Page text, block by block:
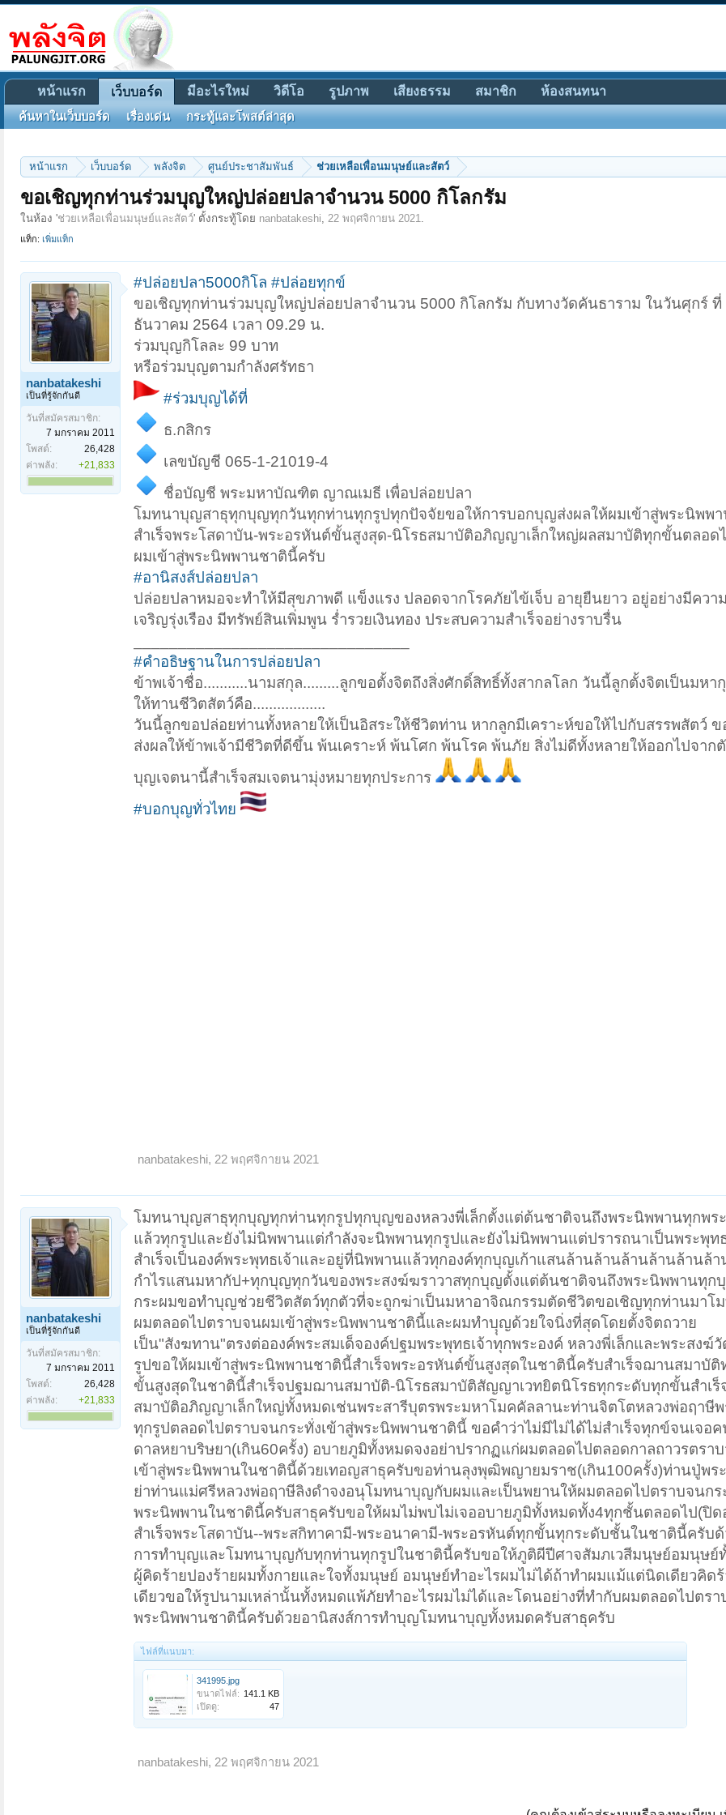
หน้าแรก เว็บบอร์ด พลังจิต ศูนย์ประชาสัมพันธ์ ช่วยเหลือเพื่อนมนุษย์และสัตว์
ขอเชิญทุกท่านร่วมบุญใหญ่ปล่อยปลาจำนวน 5000 กิโลกรัม
ในห้อง 'ช่วยเหลือเพื่อนมนุษย์และสัตว์' ตั้งกระทู้โดย nanbatakeshi, 22 พฤศจิกายน 2021.
แท็ก: เพิ่มแท็ก
nanbatakeshi
เป็นที่รู้จักกันดี
วันที่สมัครสมาชิก:
7 มกราคม 2011
โพสต์:
26,428
ค่าพลัง:
+21,833
#ปล่อยปลา5000กิโล #ปล่อยทุกข์
ขอเชิญทุกท่านร่วมบุญใหญ่ปล่อยปลาจำนวน 5000 กิโลกรัม กับทางวัดคันธาราม ในวันศุกร์ ที่
ธันวาคม 2564 เวลา 09.29 น.
ร่วมบุญกิโลละ 99 บาท
หรือร่วมบุญตามกำลังศรัทธา
#ร่วมบุญได้ที่
ธ.กสิกร
เลขบัญชี 065-1-21019-4
ชื่อบัญชี พระมหาบัณฑิต ญาณเมธี เพื่อปล่อยปลา
โมทนาบุญสาธุทุกบุญทุกวันทุกท่านทุกรูปทุกปัจจัยขอให้การบอกบุญส่งผลให้ผมเข้าสู่พระนิพพ
สำเร็จพระโสดาบัน-พระอรหันต์ขั้นสูงสุด-นิโรธสมาบัติอภิญญาเล็กใหญ่ผลสมาบัติทุกขั้นตลอด
ผมเข้าสู่พระนิพพานชาตินี้ครับ
#อานิสงส์ปล่อยปลา
ปล่อยปลาหมอจะทำให้มีสุขภาพดี แข็งแรง ปลอดจากโรคภัยไข้เจ็บ อายุยืนยาว อยู่อย่างมีควา
เจริญรุ่งเรือง มีทรัพย์สินเพิ่มพูน ร่ำรวยเงินทอง ประสบความสำเร็จอย่างราบรื่น
#คำอธิษฐานในการปล่อยปลา
ข้าพเจ้าชื่อ...........นามสกุล.........ลูกขอตั้งจิตถึงสิ่งศักดิ์สิทธิ์ทั้งสากลโลก วันนี้ลูกตั้งจิตเป็นมหา
ให้ทานชีวิตสัตว์คือ..................
วันนี้ลูกขอปล่อยท่านทั้งหลายให้เป็นอิสระให้ชีวิตท่าน หากลูกมีเคราะห์ขอให้ไปกับสรรพสัตว์
ส่งผลให้ข้าพเจ้ามีชีวิตที่ดีขึ้น พ้นเคราะห์ พ้นโศก พ้นโรค พ้นภัย สิ่งไม่ดีทั้งหลายให้ออกไปจาก
บุญเจตนานี้สำเร็จสมเจตนามุ่งหมายทุกประการ
#บอกบุญทั่วไทย
nanbatakeshi, 22 พฤศจิกายน 2021
nanbatakeshi
เป็นที่รู้จักกันดี
วันที่สมัครสมาชิก:
7 มกราคม 2011
โพสต์:
26,428
ค่าพลัง:
+21,833
โมทนาบุญสาธุทุกบุญทุกท่านทุกรูปทุกบุญของหลวงพี่เล็กตั้งแต่ต้นชาติจนถึงพระนิพพานทุกพร
แล้วทุกรูปและยังไม่นิพพานแต่กำลังจะนิพพานทุกรูปและยังไม่นิพพานแต่ปรารถนาเป็นพระพุท
สำเร็จเป็นองค์พระพุทธเจ้าและอยู่ที่นิพพานแล้วทุกองค์ทุกบุญเก้าแสนล้านล้านล้านล้านล้านล้า
กำไรแสนมหากัป+ทุกบุญทุกวันของพระสงฆ์ฆราวาสทุกบุญตั้งแต่ต้นชาติจนถึงพระนิพพานทุก
กระผมขอทำบุญช่วยชีวิตสัตว์ทุกตัวที่จะถูกฆ่าเป็นมหาอาจิณกรรมตัดชีวิตขอเชิญทุกท่านมาโ
ผมตลอดไปตราบจนผมเข้าสู่พระนิพพานชาตินี้และผมทำบุุญด้วยใจนิ่งที่สุดโดยตั้งจิตถวาย
เป็น"สังฆทาน"ตรงต่อองค์พระสมเด็จองค์ปฐมพระพุทธเจ้าทุกพระองค์ หลวงพี่เล็กและพระสงฆ์
รูปขอให้ผมเข้าสู่พระนิพพานชาตินี้สำเร็จพระอรหันต์ขั้นสูงสุดในชาตินี้ครับสำเร็จฌานสมาบั
ขั้นสูงสุดในชาตินี้สำเร็จปฐมฌานสมาบัติ-นิโรธสมาบัติสัญญาเวทยิตนิโรธทุกระดับทุกขั้นสำเ
สมาบัติอภิญญาเล็กใหญ่ทั้งหมดเช่นพระสารีบุตรพระมหาโมคคัลลานะท่านจิตโตหลวงพ่อฤาษี
ทุกรูปตลอดไปตราบจนกระทั่งเข้าสู่พระนิพพานชาตินี้ ขอคำว่าไม่มีไม่ได้ไม่สำเร็จทุกข์จนเจอ
ดาลหยาบริษยา(เกิน60ครั้ง) อบายภูมิทั้งหมดจงอย่าปรากฏแก่ผมตลอดไปตลอดกาลถาวรตรา
เข้าสู่พระนิพพานในชาตินี้ด้วยเทอญสาธุครับขอท่านลุงพุฒิพญายมราช(เกิน100ครั้ง)ท่านปู่พร
ย่าท่านแม่ศรีหลวงพ่อฤาษีลิงดำจงอนุโมทนาบุญกับผมและเป็นพยานให้ผมตลอดไปตราบจนกร
พระนิพพานในชาตินี้ครับสาธุครับขอให้ผมไม่พบไม่เจออบายภูมิทั้งหมดทั้ง4ทุกชั้นตลอดไป(ปิด
สำเร็จพระโสดาบัน--พระสกิทาคามี-พระอนาคามี-พระอรหันต์ทุกขั้นทุกระดับชั้นในชาตินี้ครับ
การทำบุญและโมทนาบุญกับทุกท่านทุกรูปในชาตินี้ครับขอให้ภูติผีปีศาจสัมภเวสีมนุษย์อมนุษย์
ผู้คิดร้ายปองร้ายผมทั้งกายและใจทั้งมนุษย์ อมนุษย์ทำอะไรผมไม่ได้ถ้าทำผมแม้แต่นิดเดียวคิด
เดียวขอให้รูปนามเหล่านั้นทั้งหมดแพ้ภัยทำอะไรผมไม่ได้และโดนอย่างที่ทำกับผมตลอดไปตรา
พระนิพพานชาตินี้ครับด้วยอานิสงส์การทำบุญโมทนาบุญทั้งหมดครับสาธุครับ
ไฟล์ที่แนบมา:
341995.jpg
ขนาดไฟล์: 141.1 KB
เปิดดู:
47
nanbatakeshi, 22 พฤศจิกายน 2021
หน้าแรก เว็บบอร์ด
ค้นหาในเว็บบอร์ด เรื่องเด่น กระทู้และโพสต์ล่าสุด
มีอะไรใหม่ วิดีโอ รูปภาพ เสียงธรรม สมาชิก ห้องสนทนา